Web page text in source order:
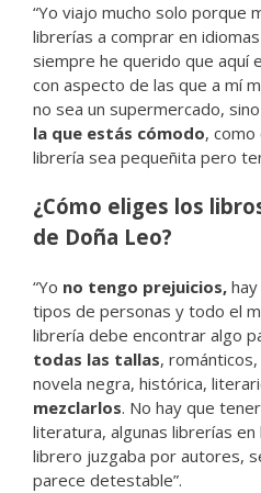
“Yo viajo mucho solo porque
librerías a comprar en
siempre he querido que aquí
con aspecto de las que a mí
no sea un supermercado,
la que estás cómodo, como
librería sea pequeñita pero
¿Cómo eliges los
de Doña Leo?
“Yo no tengo prejuicios,
tipos de personas y todo el
librería debe encontrar algo
todas las tallas,
novela negra, histórica,
mezclarlos. No hay que
literatura, algunas librerías
librero juzgaba por autores,
parece detestable”.